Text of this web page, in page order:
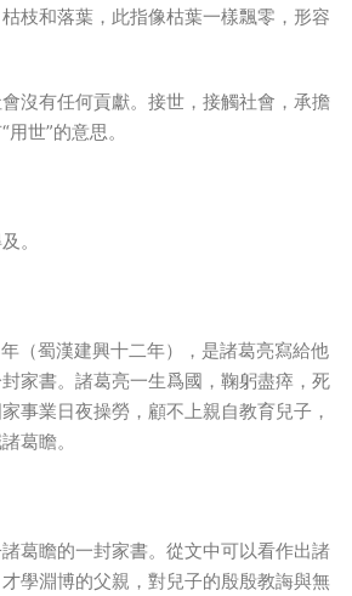
枝和落葉，此指像枯葉一樣飄零，形容
沒有任何貢獻。接世，接觸社會，承擔
世”的意思。
。
（蜀漢建興十二年），是諸葛亮寫給他
家書。諸葛亮一生爲國，鞠躬盡瘁，死
事業日夜操勞，顧不上親自教育兒子，
葛瞻。
葛瞻的一封家書。從文中可以看作出諸
學淵博的父親，對兒子的殷殷教誨與無